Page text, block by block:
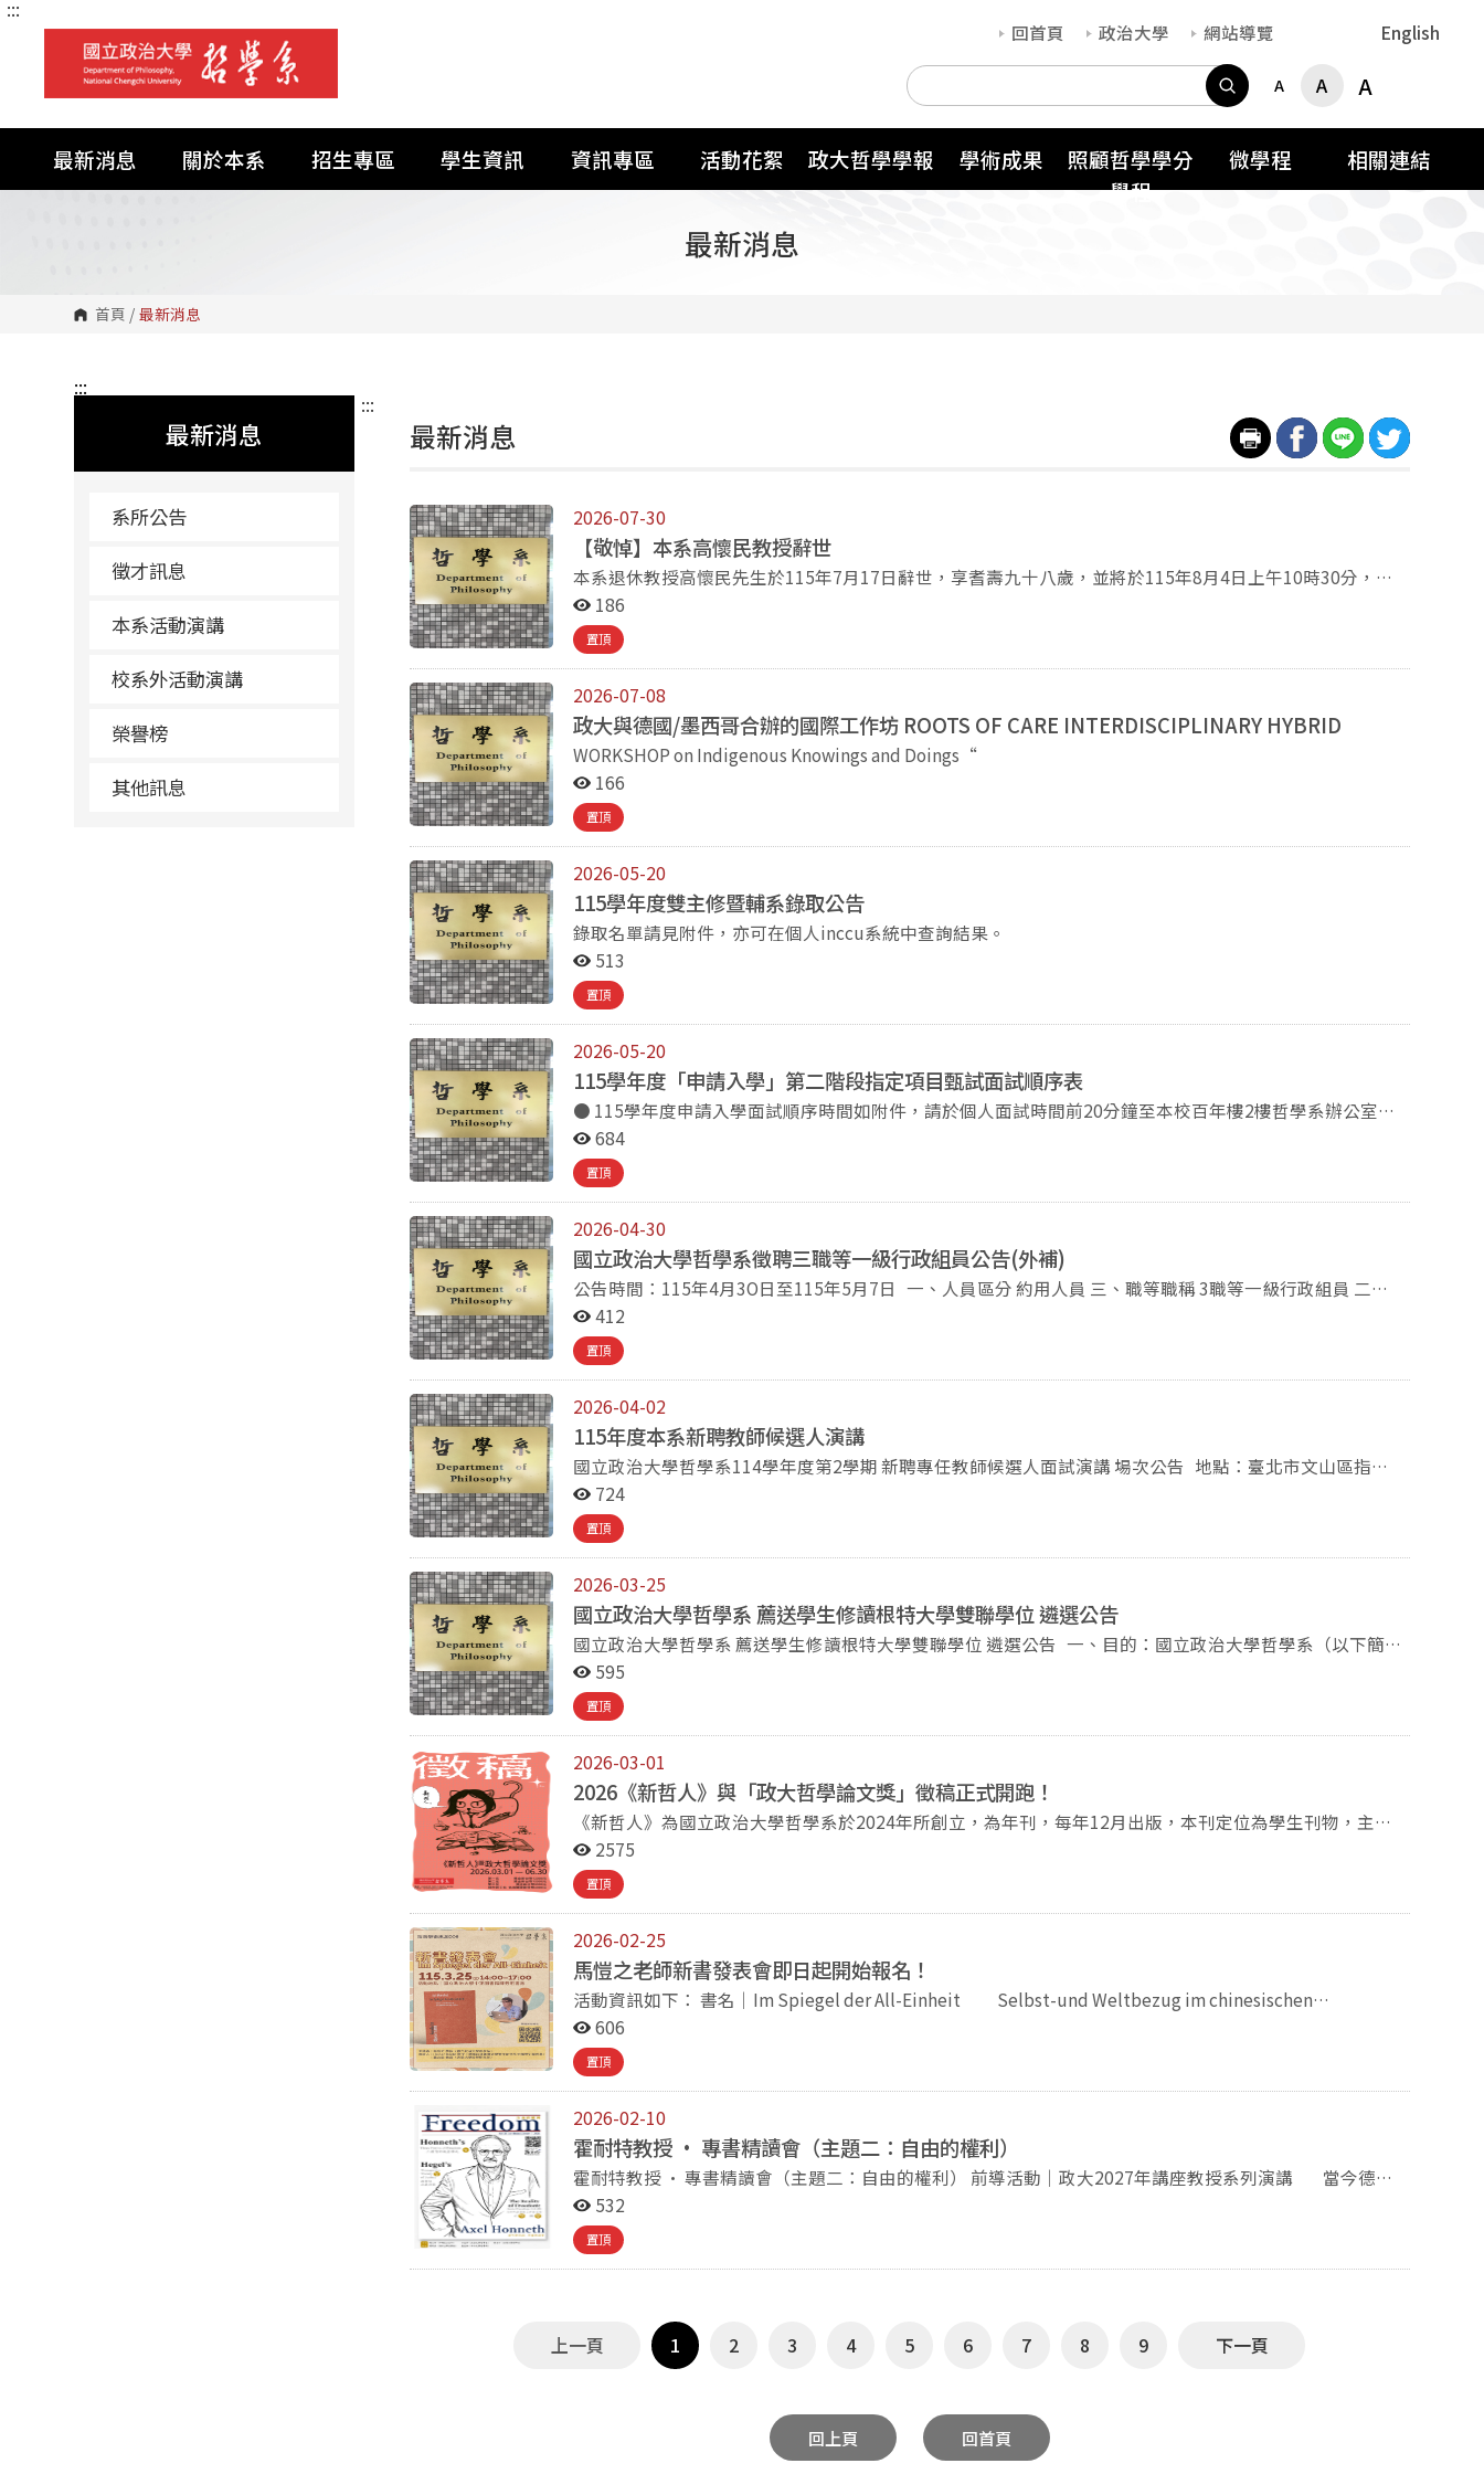
跳
塊
:::
回首頁 政治大學 網站導覽 English
搜尋A A A
最新消息 關於本系 招生專區 學生資訊 資訊專區 活動花絮 政大哲學學報 學術成果
照顧哲學學分
學程
微學程 相關連結
最新消息
首頁 / 最新消息
:::
最新消息
系所公告
徵才訊息
本系活動演講
校系外活動演講
榮譽榜
其他訊息
:::
最新消息
2026-07-30
【敬悼】本系高懷民教授辭世
本系退休教授高懷民先生於115年7月17日辭世，享耆壽九十八歲，並將於115年8月4日上午10時30分，假
台北市懷愛館景行樓四樓至愛四廳舉行告別式公祭。 高懷民老師是二十世紀華文世界首位系統性撰寫
《易》學史的學者，並長年致力於《易》學、形上學與希臘哲學的研究與教育。在本系任教期間，高老師治
學嚴謹，關懷學生，在學術領域及教學崗位上貢獻良多，深受同仁與學子敬重與愛戴。驟聞高老師辭世，本
系師生咸感哀悼。 國立政治大學哲學系全體師生
敬悼 2026年7月30日
186
置頂
2026-07-08
政大與德國/墨西哥合辦的國際工作坊 ROOTS OF CARE INTERDISCIPLINARY HYBRID
WORKSHOP on Indigenous Knowings and Doings“
166
置頂
2026-05-20
115學年度雙主修暨輔系錄取公告
錄取名單請見附件，亦可在個人inccu系統中查詢結果。
513
置頂
2026-05-20
115學年度「申請入學」第二階段指定項目甄試面試順序表
● 115學年度申請入學面試順序時間如附件，請於個人面試時間前20分鐘至本校百年樓2樓哲學系辦公室報
到。 ● 由於百年樓位於山上校區，距離校門口約步行約需10～15分鐘，建議保留充足通勤時間，避免遲
到。 ● 如有其他試務問題，請洽本系吳助教，電話：02-29393091#62361
684
置頂
2026-04-30
國立政治大學哲學系徵聘三職等一級行政組員公告(外補)
公告時間：115年4月3O日至115年5月7日 一、人員區分 約用人員 三、職等職稱 3職等一級行政組員 二、
用人單位 哲學系 四、名 額 1名（得增列候補至多3名） 五、資格條件 學歷及工作資歷：大學畢業。 中、英
文（全民英檢中級以上）及（或）其他外語文能力尤佳。 熟電腦網路及應用軟體。 主要工作項目 研究所招
生、修業（含教務、課務)等業務。 人事相關業務。 教師評審委員會與研究生獎助學金委員會。 學術活動安
排。 協助研討會辦理等行政事項。 其他臨時交辦事項。 七、工作時間 依本校規定上班時間。 八、薪 資
依本校約用人員薪資規定（自三職等下限34,536元起敘）。 九、工作地點 國立政治大學哲學系辦公室（臺
北市文山區指南路二段64號）。 十、應繳交資料 履歷表（請至本校人事室網頁/表格下載/約用人員/進用，
下載約用人員履歷表，並附二吋近照一張及最高學位證書）。 自傳乙份。 其他可供參考資料（如外語能力
證明、作品、工作經驗證明及勞保投保明細表等）。 十一、收件截止日 115年5月7日下午5：00止，逾期歉
難受理。 應徵資料請一律合併成一個PDF檔（10M以內），e-mail至 hhwu@nccu.edu.tw ，標題請註明
「應徵哲學系約用人員」。 十二、甄選方式 符合資格條件者，另行安排面試。(面試時間暫定為5/8) 備註 如
有教育部「學校辦理契約進用人員通報查詢作業注意事項」第3點各款情事者，本校不得雇用；進用後如有
上開注意事項第4點各款情事且經查證屬實者，本校得不經預告終止勞動契約。 本職缺經書面審閱後，合格
者通知參加面試，不合者恕不退件。 面試日期、時間、地點及相關事宜，另行通知。 歡迎身心障礙人員投
件。 中 華 民 國 115 年 4 月 3O 日
412
置頂
2026-04-02
115年度本系新聘教師候選人演講
國立政治大學哲學系114學年度第2學期 新聘專任教師候選人面試演講 場次公告 地點：臺北市文山區指南
路二段64號 國立政治大學百年樓文學院多功能教室（330106室） 時 間 2026年04月8日（週三）12：00-
14：00 候選人 林淑芬教授 內 容 模擬教學 備註： 1、演講開放本系全體師生參與，請自由入座。 2、模擬
教學20分鐘，最後5-10分鐘為整體的說明，後10-20分鐘為本系內審小組面試提問，請系教評會委員儘量出
席，以利後續討論。 3、面試提問時段僅系上教師參與。
724
置頂
2026-03-25
國立政治大學哲學系 薦送學生修讀根特大學雙聯學位 遴選公告
國立政治大學哲學系 薦送學生修讀根特大學雙聯學位 遴選公告 一、目的：國立政治大學哲學系（以下簡稱
「本系」）與比利時之根特大學人文與哲學學院東方語言與文化—以中國為主學系及哲學系(以下分別稱
「根特大學東方語言與文化系」及「根特大學哲學系」，二者合稱「根特大學」)，簽訂雙聯博士學位學
制，得遴選學生至根特大學修讀雙聯學位。 二、資格：本系已註冊之在學博士生。 三、遴選人數：博士生
至多二名。 四、修讀時間：2026年09月起。 五、收件截止日期：2026年4月27日（五）17：00止。（一律
以電子郵件寄送） 六、繳交資料： （一）個人簡歷。 （二）成績單。 （三）研究計畫。 （四）根特大學要
求「符合歐洲共同語言參考標準（CEFR）B2等級或以上之英語能力證明」，且語言能力證明須於在根特大
學入學第一學期時維持有效：若該證明註有期限，不得提供已過期之證明，而若該證明並無有效期限，則不
得提供早於4學年前之證明（自取得證明之次學年起算）。 七、備審資料請寄至
jessicaliningkwan@gmail.com ，來信主旨請註明○○○申 請根特大學雙聯學位。 八、本遴選公告如有疑
義，將由本系「薦送學生修讀根特大學雙聯學位學制」遴選委員會決議之。 九、如因疫情影響，可能暫停
或取消薦送計畫。 十、聯絡人：李助教 電話：2939-3091 ext.62362 傳真：2939-0514 E-mail：
595
置頂
2026-03-01
2026《新哲人》與「政大哲學論文獎」徵稿正式開跑！
《新哲人》為國立政治大學哲學系於2024年所創立，為年刊，每年12月出版，本刊定位為學生刊物，主要
刊載國內外學生之學術文章與其他哲學相關體裁。本刊之主要目的為訓練學生之學術能力，並維繫國內外哲
學研究之社群。本刊將刊登兩大類稿件：（一）政大哲學論文獎得獎作品；（二）解蔽＆創發：本區徵求與
哲學有關的多元體裁稿件。 本次徵稿因而分為兩部分： 第一部分：政大哲學論文獎 國立政治大學哲學系為
鼓勵研究生論文寫作，提升學術專業能力，特舉辦此論文獎。凡國內公、私立大學研究所學生均可參加（不
限於哲學系所）；凡涉及哲學相關領域之學術論文，皆可投稿。中英文不拘，論文題目自定，每篇論文中文
稿以一萬字為原則，不得少於五千字，多於一萬五千字；英文稿以七千字為原則，不得少於三千字，多於一
萬字。 投稿論文將由本系《新哲人》學術編輯委員會進行內部初審後，送交外部專家學者進行雙匿名外部
評審，並由編委會決議結果。 獎額：第一名獎金新台幣壹萬貳仟元。第二名獎金新台幣壹萬元。第三名獎
金新台幣捌仟元。佳作若干名，各頒獎金新台幣貳仟元。 ＊本系得在《新哲人》刊物上刊登獲獎作品，投
稿者須同意自己的作品得獎後刊登於《新哲人》刊物。 本次徵稿期間：2026/03/01 至 2026/06/30 投稿方
式：投稿論文獎請填寫申請表（簽名處請親簽掃描或電子簽名），將申請表與論文電子檔寄至：
nccu.neophilosopher@gmail.com (*信件主旨：「政大哲學論文獎」投稿) 如有問題請洽政大哲學系辦公
室：(02)2939-3091 #62362 論文獎詳細辦法與申請表檔案請至以下網址下載查閱（網頁最下方）： 第二部
分：解蔽＆創發 《新哲人》徵求與哲學有關的多元體裁稿件，刊登於「解蔽＆創發」區塊。舉凡詩文創
作、時事評論、哲學普及、學術報導、學術隨筆、小論文、書評、國科會大專生計畫研究成果等各類文章，
乃至攝影、繪畫等藝術創作，只要主題涉及哲學相關領域，皆歡迎投稿。文稿以中文三萬字以內為原則。徵
稿對象為研究生與大學生（不限於哲學系所）。 此類稿件將由研究生社群組成之編輯委員會進行審查，來
稿由學生編委會討論是否採用。 投稿方式：來稿電子檔請寄至：nccu.neophilosopher@gmail.com (*信件
2575
置頂
2026-02-25
馬愷之老師新書發表會即日起開始報名！
活動資訊如下： 書名｜Im Spiegel der All-Einheit Selbst-und Weltbezug im chinesischen
Mittelalter 作者｜馬愷之 教授 日期｜2026年3月25日（三）14:00 地點｜國立政治大學 中正圖書館 陳芳明
606
置頂
2026-02-10
霍耐特教授 · 專書精讀會（主題二：自由的權利）
霍耐特教授 · 專書精讀會（主題二：自由的權利） 前導活動｜政大2027年講座教授系列演講 當今德國
法蘭克福學派批判理論最具代表性的哲學家——霍耐特(Axel Honneth)接受國立政治大學羅家倫國際漢學講
座的邀約，將於2027年來台進行系列演講的活動。 為使臺灣學界能與霍耐特教授進行更深入的學術交
流，我們將分別以「承認的鬥爭」、「自由的權利」與「社會主義的理念」這三大主題，舉辦共三學期，每
學期四次的讀書會，歡迎大家踴躍報名參加。 2026年上半年四場讀書會報名資訊如下： 主題二：自由的
https://sinology.nccu.edu.tw/bookclub/ 第五場：Hegel 的治療性正義理論 03/13（五），14:30-16:30，
政大達賢圖書館七樓多功能室A、B 第六場：Honneth 的三種自由概念形式 04/17（五），14:30-16:30，
政大達賢圖書館七樓羅家倫講堂 第七場：自由的真實性：社會自由(I) 05/08（五），14:30-16:30， 政大達
532
置頂
上一頁 1 2 3 4 5 6 7 8 9 下一頁
回上頁 回首頁